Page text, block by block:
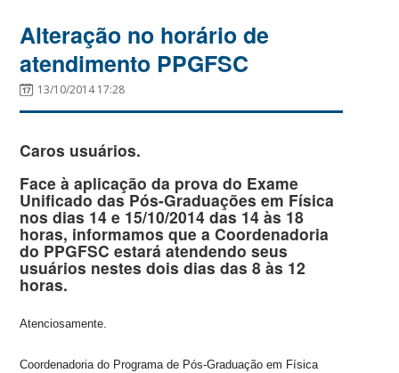
Alteração no horário de
atendimento PPGFSC
13/10/2014 17:28
Caros usuários.
Face à aplicação da prova do Exame
Unificado das Pós-Graduações em Física
nos dias 14 e 15/10/2014 das 14 às 18
horas, informamos que a Coordenadoria
do PPGFSC estará atendendo seus
usuários nestes dois dias das 8 às 12
horas.
Atenciosamente.
Coordenadoria do Programa de Pós-Graduação em Física